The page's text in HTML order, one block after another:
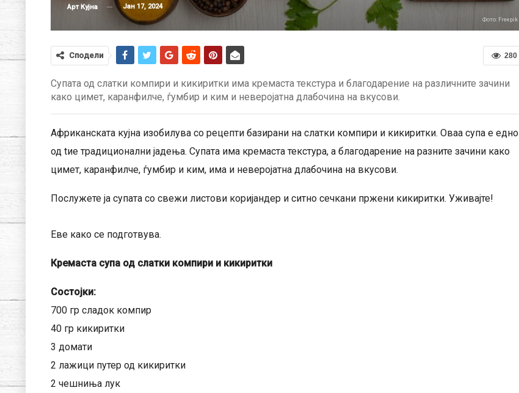
Арт Кујна Јан 17, 2024
Фото: Freepik
280
Сподели
Супата од слатки компири и кикиритки има кремаста текстура и благодарение на различните зачини
како цимет, каранфилче, ѓумбир и ким и неверојатна длабочина на вкусови.
Африканската кујна изобилува со рецепти базирани на слатки компири и кикиритки. Оваа супа е едно
од tие традиционални јадења. Супата има кремаста текстура, а благодарение на разните зачини како
цимет, каранфилче, ѓумбир и ким, има и неверојатна длабочина на вкусoви.
Послужете ја супата со свежи листови коријандер и ситно сечкани пржени кикиритки. Уживајте!
Еве како се подготвува.
Кремаста супа од слатки компири и кикиритки
Состојки:
700 гр сладок компир
40 гр кикиритки
3 домати
2 лажици путер од кикиритки
2 чешниња лук